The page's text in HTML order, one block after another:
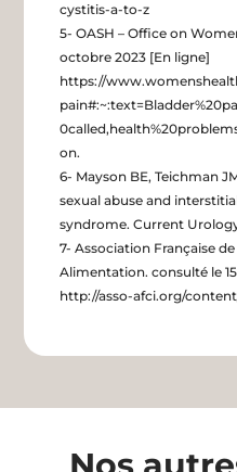
cystitis-a-to-z
5- OASH – Office on
octobre 2023 [En ligne]
https://
on.
6- Mayson BE, Teichman
sexual abuse and
syndrome. Current
7- Association Française
Alimentation. consulté le
http://asso-afci.org/